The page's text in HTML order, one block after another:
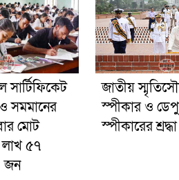
সার্টিফিকেট
সমমানের
মোট
লাখ ৫৭
জন
জাতীয়
স্পীকার ও
স্পীকারের